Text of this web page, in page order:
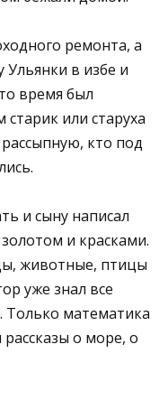
ремонта, а
Ульянки в избе и
время был
или старуха
кто под
и сыну написал
и красками.
животные, птицы
уже знал все
Только математика
о море, о